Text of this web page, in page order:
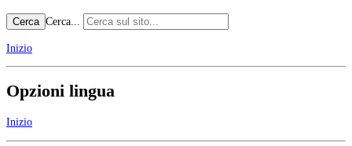
Cerca Cerca...
Inizio
Opzioni lingua
Inizio